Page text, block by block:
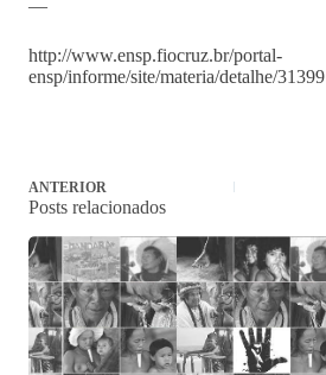
—
http://www.ensp.fiocruz.br/portal-
ensp/informe/site/materia/detalhe/31399
ANTERIOR
Posts relacionados